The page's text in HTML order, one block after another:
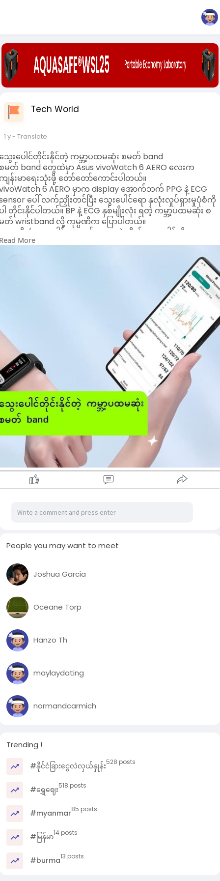
Tech World
1 y- Translate
ေးပေါင်တိုင်းနိုင်တဲ့ ကမ္ဘာ့ပထမဆုံး စမတ် band
မတ် band တွေထဲမှာ Asus vivoWatch 6 AERO လေးက
ျန်းမာရေးသုံးဖို့ တော်တော်ကောင်းပါတယ်။
6 AERO မှာက display အောက်ဘက် PPG နဲ့ ECG
ပေါ် လက်ညှိုးတင်ပြီး သွေးပေါင်ရော နှလုံးလှုပ်ရှားမှုပုံစံကို
ါ တိုင်းနိုင်ပါတယ်။ BP နဲ့ ECG နှစ်မျိုးလုံး ရတဲ့ ကမ္ဘာ့ပထမဆုံး စ
တ် wristband လို့ ကုမ္ပဏီက ပြောပါတယ်။
ေးတိုး/သွေးပေါင်ကျတတ်သူတွေ နဲ့ ကိုယ့်သွေးပေါင်ကို
ောက်လျှောက်ကြည့်ချင်သူတွေအတွက် အတော်အသုံးတည့်မယ့်
band ပါ။ အလေးချိန်လည်း ၂၇ ဂရမ်ပဲ ရှိလို့ လက်မှာအမြဲ
နဲ့ စစ်ထားတဲ့ အချက်အလက်တွေကိုလည်း ၁.၁ လက်မ
display မှာ ချက်ချင်းကြည့်လို့ ရပါတယ်။ သွေးဖိအား
င်းတာအပြင် တစ်နေ့ ခြေဘယ်နှစ်လှမ်း လှမ်းဖြစ်တယ် ၊ နှလုံးခုန်
န်း ပုံမှန်ဟုတ်မဟုတ် ၊ သွေးတွင်းအောက်ဆီဂျင်အခြေအနေ ၊ ကယ်
ရီဘယ်လောက်ရှိတယ်နဲ့ အိပ်စက်ချိန်နာရီပါ မှတ်သားနိုင်မှာပါ။
က vivoWatch 6 AERO မှာ ASUS Health AI 5.0 ဆိုတဲ့
ဆင့်မြင့် AI system သုံးထားပါတယ်။ ဒီ AI System က ဆေး
က်ဆိုင်ရာ algorithms နဲ့ ဇီဝအာရုံခံနည်းပညာပိုင်းဆိုင်ရာ
ျွမ်းကျင်သူတွေ ဖန်တီးထားတဲ့ စနစ်ပါ။ တခြား specs တွေအနေနဲ့
sensor ၊ Bluetooth 5.0 စနစ် ၊ 5ATM ရေစိမ်ခံနည်းပညာနဲ့ ၅
က်အထိ အားခံမယ့် 135mAh ဘက်ထရီတွေလည်း ပါပါမယ်။
8 နဲ့ နောက်ထွက်ဖုန်းတွေ ၊ iOS 13 နဲ့ နောက်ပိုင်း iPhone
ေနဲ့ ချိတ်ပြီး သုံးနိုင်ပါတယ်။ ဈေးနှုန်းနဲ့ ထွက်မယ့်ရက် တရားဝင်
ြေညာတာတော့ မရှိသေးပါဘူး။
More
People you may want to meet
Joshua Garcia
Oceane Torp
Hanzo Th
maylaydating
normandcarmich
Trending !
#နိုင်ငံခြားငွေလဲလှယ်နှုန်း528 posts
#ရွှေဈေး518 posts
#myanmar85 posts
#မြန်မာ14 posts
#burma13 posts